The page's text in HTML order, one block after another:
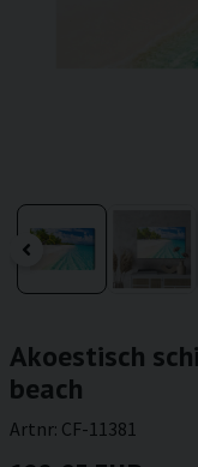
Akoestisch
beach
Artnr: CF-11381